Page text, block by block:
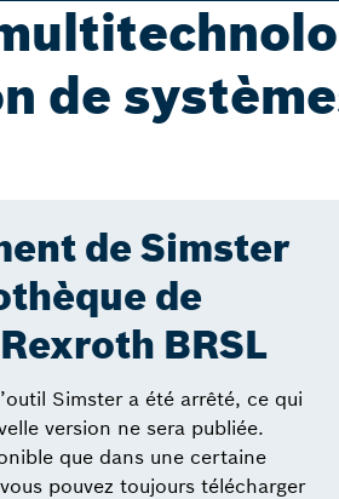
de
de Simster
de
BRSL
Simster a été arrêté, ce qui
version ne sera publiée.
que dans une certaine
pouvez toujours télécharger